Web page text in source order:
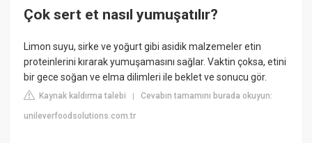
Çok sert et nasıl yumuşatılır?
Limon suyu, sirke ve yoğurt gibi asidik malzemeler etin
proteinlerini kırarak yumuşamasını sağlar. Vaktin çoksa, etini
bir gece soğan ve elma dilimleri ile beklet ve sonucu gör.
Kaynak kaldırma talebi |Cevabın tamamını burada okuyun:
unileverfoodsolutions.com.tr